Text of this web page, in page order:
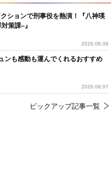
ションで刑事役を熱演！『八神瑛
策課–』
2026.08.08
ンも感動も運んでくれるおすすめ
2026.08.07
ピックアップ記事一覧